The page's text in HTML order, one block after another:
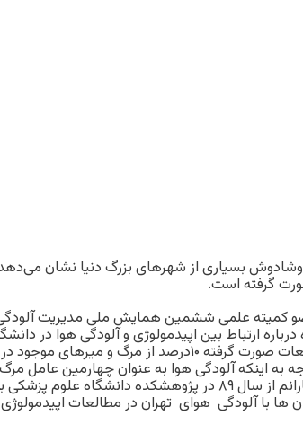
بسیاری از شهرهای بزرگ دنیا نشان‌
کمیته علمی ششمین همایش ملی مدیریت
ارتباط بین اپیدمولوژی و آلودگی هوا در
علوم پزشکی تهران می گوید: بر اساس مطالعات صورت گرفته ۱۰درصد از مرگ و میرهای موجود در
به اینکه آلودگی هوا به عنوان چهارمین عامل
میر در جهان شناخته می شود، بنده و همکارانم از سال ۸۹ در پژوهشکده دانشگاه علوم
ها با آلودگی هوای تهران در مطالعات اپیدمولوژی